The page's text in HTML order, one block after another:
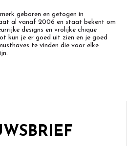
geboren en getogen in
al vanaf 2006 en staat bekent om
designs en vrolijke chique
kun je er goed uit zien en je goed
te vinden die voor elke